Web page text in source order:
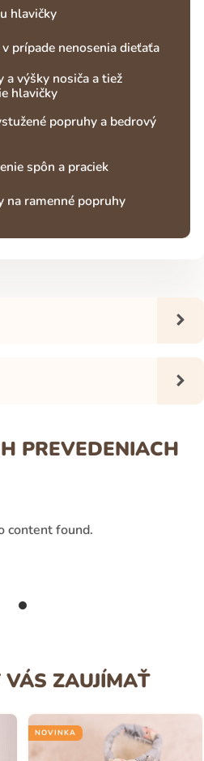
hlavičky
prípade nenosenia dieťaťa
a výšky nosiča a tiež
hlavičky
popruhy a bedrový
spôn a praciek
na ramenné popruhy
PREVEDENIACH
content found.
ZAUJÍMAŤ
NOVINKA